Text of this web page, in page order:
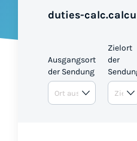
duties-
Ausgangsort
der Sendung
Zielort
der